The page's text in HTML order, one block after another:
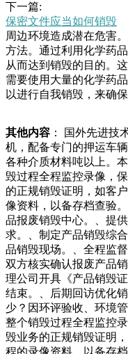
让电子垃圾回收处理行
电子垃圾好？销毁报废
第一附属医院做身体检
活的证据然后偷偷的去
偷的去收废品再惊艳所
年，波兹坦市“基本费”
时候是年的人均.欧元而
元，最便宜的升垃圾桶
等。如果不进行合理的
壤和水源，对环境和人
通过对废弃手机配件的
源。例如，相关部门对
保存期限已满，且无其
前，需要在专门的登记
息，包括单据类型、数
新”让消费者可获的财政
家电的回收体系重新洗
国废弃电器电子产品回
以旧换新政策的拉动下
赚钱，但是靠收购废品
技首席投资官）图书创
清理万平米废品回示，
下一篇:
保密文件应当如何销毁
周边环境造成潜在危害
方法。通过利用化学药
从而达到销毁的目的。
需要使用大量的化学药
以进行自我销毁，来确
纸、纸板等没有分类信
用的。企业档案销毁公
ll转发的图片中，成长于
默是毁灭性的”，不论种
和冷漠中溃烂，我们需
波兹坦市“基本费”最高
是年的人均.欧元而“容
为例，最贵的升垃圾桶
便宜的升垃圾桶定的危
选择可靠的产品进行操
有一些涉密的信息是保
可以采用光盘破碎法进
小的到理想。比如物理
常用技术，消磁也可以
是消磁无法清除Ｂ拇指
内容或者不能完全销毁
其他内容 ： 国外先进技
机，配备专门的押运车
各种介质材料吨以上。
毁过程全程监控录像，
的正规销毁证明，如客
像资料，以备存档查验
品报废销毁中心。、提
求。、制定产品销毁综
品销毁现场。、全程监
双方核实确认报废产品
理公司开具《产品销毁
结束。、后期回访优化
少？因环评验收、环境
整个销毁过程全程监控
毁业务的正规销毁证明